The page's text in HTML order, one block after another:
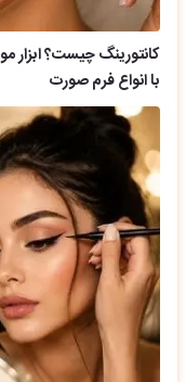
کانتورینگ چیست؟ ابزار
با انواع فرم صورت